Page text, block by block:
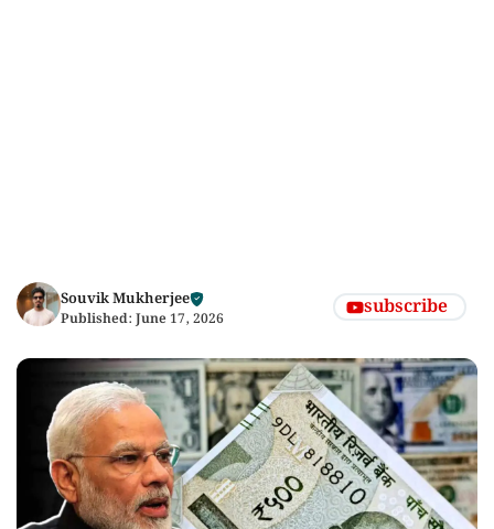
Souvik Mukherjee
Published: June 17, 2026 subscribe